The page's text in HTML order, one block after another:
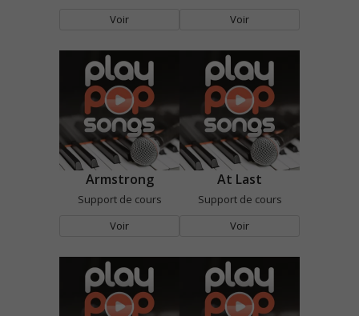
Voir
Voir
Armstrong
Support de cours
Voir
At Last
Support de cours
Voir